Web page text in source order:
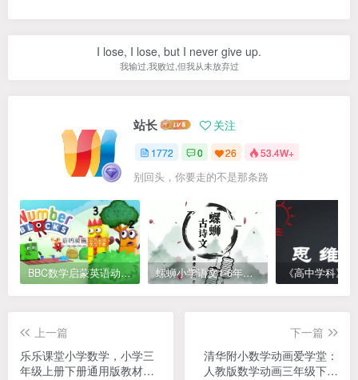
I lose, I lose, but I never give up.
我输过,我败过,但我从未放弃过
站长 关注
1772 0 26 53.4W+
别回头，你要走的不是那条路
BBC数学启蒙英语动画Numberblocks数字积木，全七季共161集，1080P高清视频带英文字幕 螺蛳小学语文1-6年级《小学古诗文》课程视频
上一篇
乐乐课堂小学数学，小学三
年级上册下册通用版教材同
下一篇
清华附小数学动画爱学堂：
人教版数学动画三年级下册